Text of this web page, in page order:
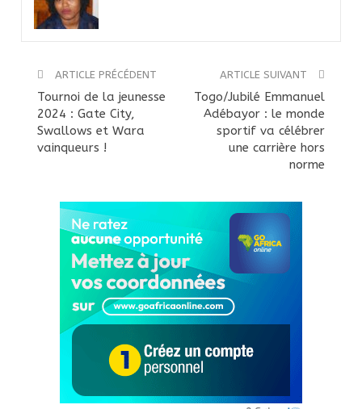
ARTICLE PRÉCÉDENT
Tournoi de la jeunesse
2024 : Gate City,
Swallows et Wara
vainqueurs !
ARTICLE SUIVANT
Togo/Jubilé Emmanuel
Adébayor : le monde
sportif va célébrer
une carrière hors
norme